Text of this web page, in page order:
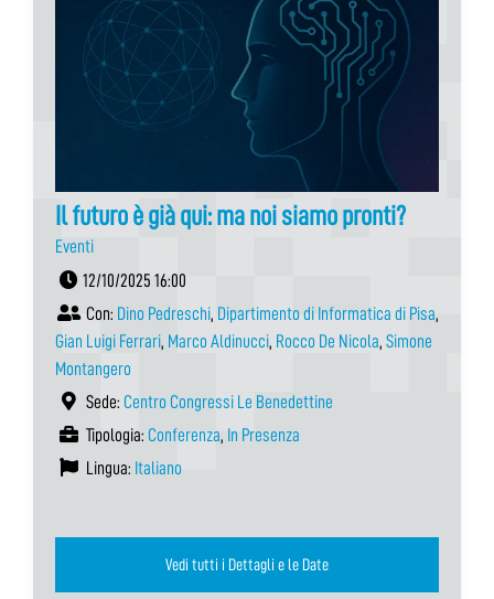
Il futuro è già qui: ma noi siamo pronti?
Eventi
12/10/2025 16:00
Con: Dino Pedreschi, Dipartimento di Informatica di Pisa,
Gian Luigi Ferrari, Marco Aldinucci, Rocco De Nicola, Simone
Montangero
Sede: Centro Congressi Le Benedettine
Tipologia: Conferenza, In Presenza
Lingua: Italiano
Vedi tutti i Dettagli e le Date